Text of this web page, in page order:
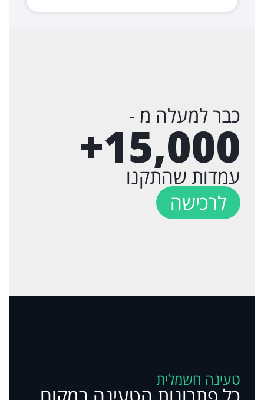
כבר למעלה מ -
15,000
+
עמדות שהתקנו
לרכישה
טעינה חשמלית